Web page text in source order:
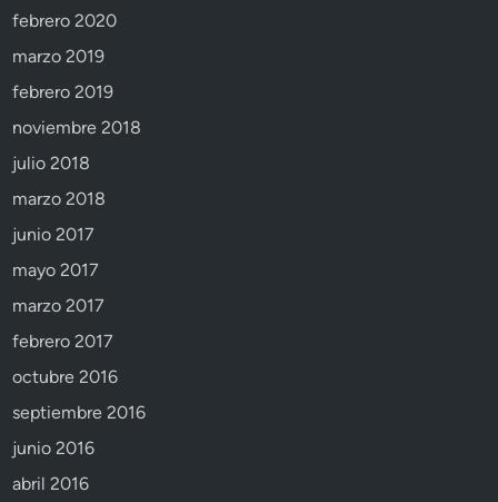
febrero 2020
marzo 2019
febrero 2019
noviembre 2018
julio 2018
marzo 2018
junio 2017
mayo 2017
marzo 2017
febrero 2017
octubre 2016
septiembre 2016
junio 2016
abril 2016